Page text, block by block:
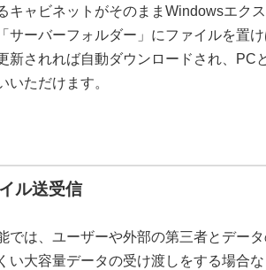
キャビネットがそのままWindowsエク
サーバーフォルダー」にファイルを置
新されれば自動ダウンロードされ、PC
いただけます。
ル送受信
では、ユーザーや外部の第三者とデー
い大容量データの受け渡しをする場合